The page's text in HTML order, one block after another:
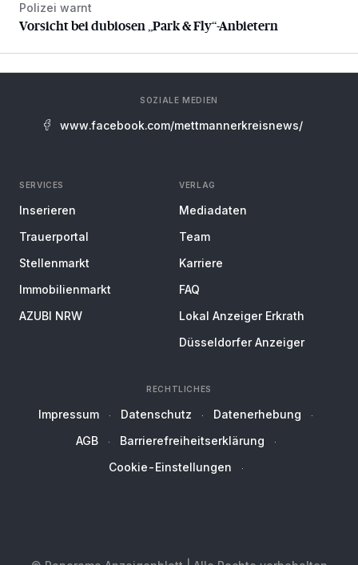
Vorsicht bei dubiosen „Park & Fly“-Anbietern
Polizei warnt
Vorsicht bei dubiosen „Park & Fly“-Anbietern
SOZIALE MEDIEN
www.facebook.com/mettmannerkreisnews/
SERVICES
Inserieren
Trauerportal
Stellenmarkt
Immobilienmarkt
AZUBI NRW
VERLAG
Mediadaten
Team
Karriere
FAQ
Lokal Anzeiger Erkrath
Düsseldorfer Anzeiger
RECHTLICHES
Impressum Datenschutz
Datenerhebung
AGB
Barrierefreiheitserklärung
Cookie-Einstellungen